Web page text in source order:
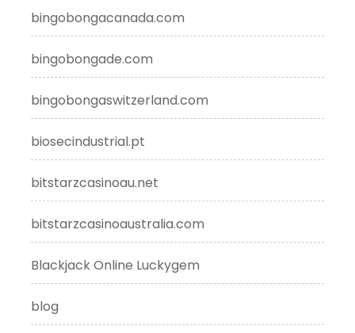
bingobongacanada.com
bingobongade.com
bingobongaswitzerland.com
biosecindustrial.pt
bitstarzcasinoau.net
bitstarzcasinoaustralia.com
Blackjack Online Luckygem
blog